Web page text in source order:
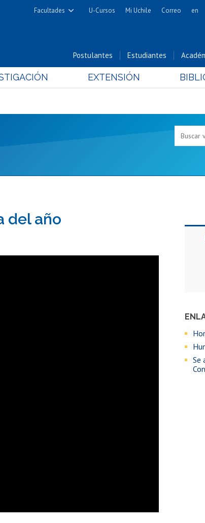
Facultades
Cs. Físicas y Matemáticas
Cs.
Cs. Químicas y Farmacéuticas
Cs.
Nutrición y Tecnología de
U-Cursos Mi Uchile Correo en
Postulantes Estudiantes
EXTENSIÓN
del año
Se